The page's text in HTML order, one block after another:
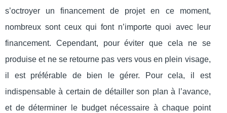
s’octroyer un financement de projet en ce moment,
nombreux sont ceux qui font n’importe quoi avec leur
financement. Cependant, pour éviter que cela ne se
produise et ne se retourne pas vers vous en plein visage,
il est préférable de bien le gérer. Pour cela, il est
indispensable à certain de détailler son plan à l’avance,
et de déterminer le budget nécessaire à chaque point